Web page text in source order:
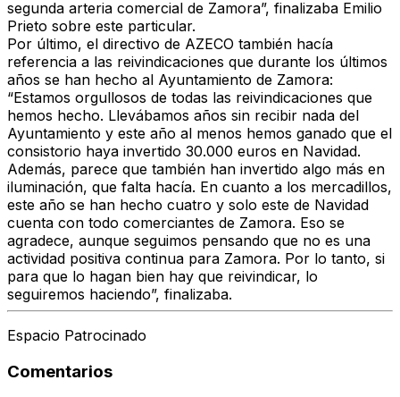
segunda arteria comercial de Zamora”, finalizaba Emilio
Prieto sobre este particular.
Por último, el directivo de AZECO también hacía
referencia a las reivindicaciones que durante los últimos
años se han hecho al Ayuntamiento de Zamora:
“Estamos orgullosos de todas las reivindicaciones que
hemos hecho. Llevábamos años sin recibir nada del
Ayuntamiento y este año al menos hemos ganado que el
consistorio haya invertido 30.000 euros en Navidad.
Además, parece que también han invertido algo más en
iluminación, que falta hacía. En cuanto a los mercadillos,
este año se han hecho cuatro y solo este de Navidad
cuenta con todo comerciantes de Zamora. Eso se
agradece, aunque seguimos pensando que no es una
actividad positiva continua para Zamora. Por lo tanto, si
para que lo hagan bien hay que reivindicar, lo
seguiremos haciendo”, finalizaba.
Espacio Patrocinado
Comentarios